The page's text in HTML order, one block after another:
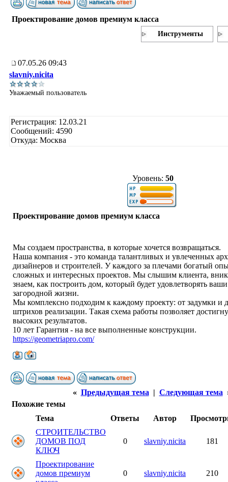
Проектирование домов премиум класса
Инструменты
07.05.26 09:43
slavniy.nicita
Уважаемый пользователь
Регистрация: 12.03.21
Сообщений: 4590
Откуда: Москва
Уровень: 50
Проектирование домов премиум класса
Мы создаем пространства, в которые хочется возвращаться.
Наша компания - это команда талантливых и увлеченных
дизайнеров и строителей. У каждого за плечами богатый
сложных и интересных проектов. Мы слышим клиента,
знаем, как построить дом, который будет удовлетворять
загородной жизни.
Мы комплексно подходим к каждому проекту: от задумки и
штрихов реализации. Такая схема работы позволяет
высоких результатов.
10 лет Гарантия - на все выполненные конструкции.
https://geometriapro.com/
« Предыдущая тема | Следующая тема
Похожие темы
Тема
Ответы Автор
СТРОИТЕЛЬСТВО
ДОМОВ ПОД
КЛЮЧ
0 slavniy.nicita 181
Проектирование
домов премиум
0 slavniy.nicita 210